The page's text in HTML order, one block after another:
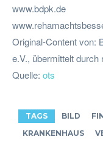
www.bdpk.de
Original-Content von:
e.V., übermittelt durch
Quelle: ots
TAGS BILD
KRANKENHAUS